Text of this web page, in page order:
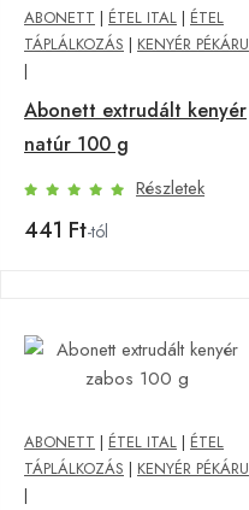
ABONETT | ÉTEL ITAL | ÉTEL
TÁPLÁLKOZÁS | KENYÉR PÉKÁRU
|
Abonett extrudált kenyér
natúr 100 g
Részletek
441 Ft-tól
ABONETT | ÉTEL ITAL | ÉTEL
TÁPLÁLKOZÁS | KENYÉR PÉKÁRU
|